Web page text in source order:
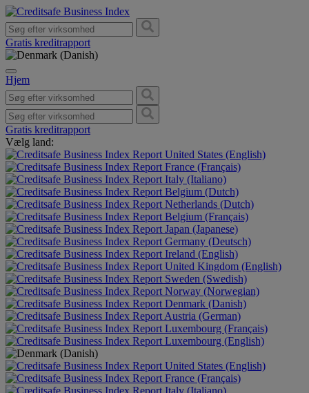
Gratis kreditrapport
Hjem
Gratis kreditrapport
Vælg land:
United States (English)
France (Français)
Italy (Italiano)
Belgium (Dutch)
Netherlands (Dutch)
Belgium (Français)
Japan (Japanese)
Germany (Deutsch)
Ireland (English)
United Kingdom (English)
Sweden (Swedish)
Norway (Norwegian)
Denmark (Danish)
Austria (German)
Luxembourg (Français)
Luxembourg (English)
United States (English)
France (Français)
Italy (Italiano)